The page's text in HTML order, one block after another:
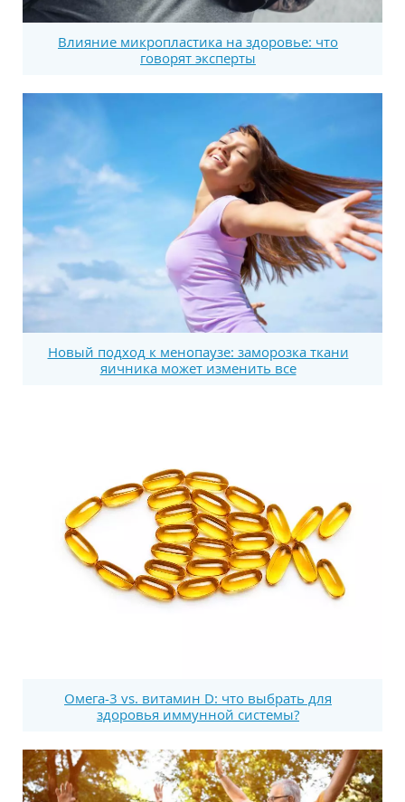
Влияние микропластика на здоровье: что
говорят эксперты
Новый подход к менопаузе: заморозка ткани
яичника может изменить все
Омега-3 vs. витамин D: что выбрать для
здоровья иммунной системы?